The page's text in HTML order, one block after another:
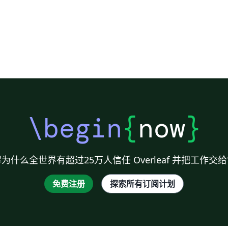
\begin{now}
什么全世界有超过25万人信任 Overleaf 并把工作交
免费注册 探索所有订阅计划